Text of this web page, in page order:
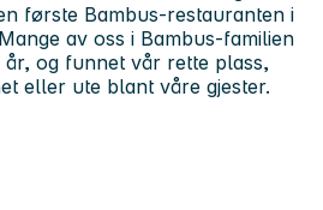
første Bambus-restauranten i
av oss i Bambus-familien
og funnet vår rette plass,
eller ute blant våre gjester.